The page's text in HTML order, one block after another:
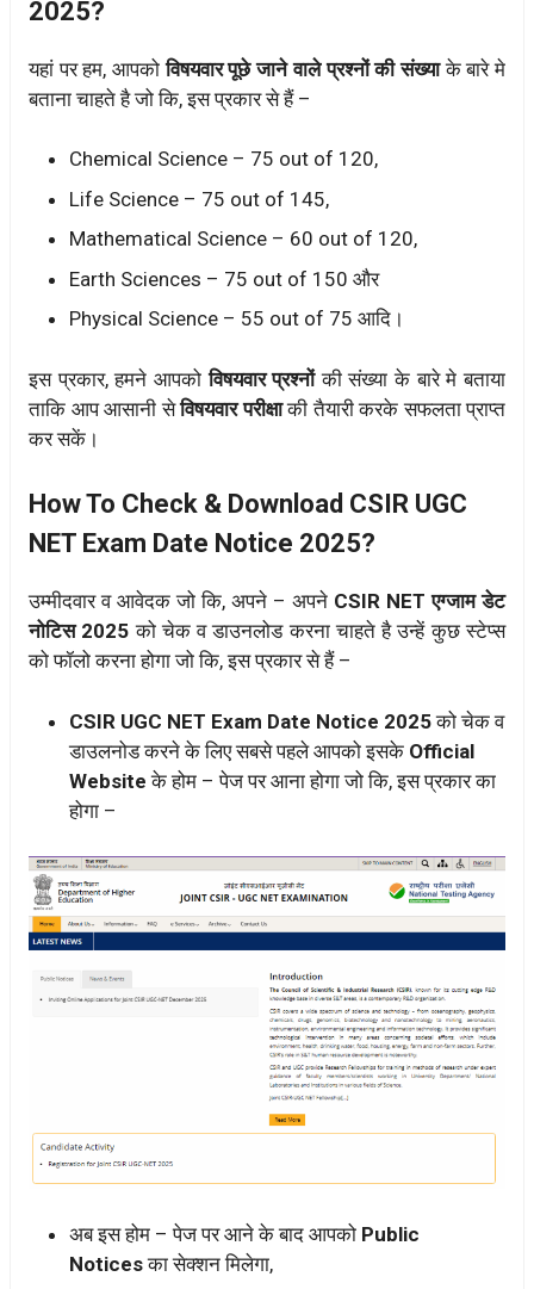
2025?
यहां पर हम, आपको विषयवार पूछे जाने वाले प्रश्नों की संख्याके बारे मे
बताना चाहते है जो कि, इस प्रकार से हैं –
Chemical Science – 75 out of 120,
Life Science – 75 out of 145,
Mathematical Science – 60 out of 120,
Earth Sciences – 75 out of 150 और
Physical Science – 55 out of 75 आदि।
इस प्रकार, हमने आपकोविषयवार प्रश्नोंकी संख्या के बारे मे बताया
ताकि आप आसानी सेविषयवार परीक्षाकी तैयारी करके सफलता प्राप्त
कर सकें।
How To Check & Download CSIR UGC
NET Exam Date Notice 2025?
उम्मीदवार व आवेदक जो कि, अपने – अपने CSIR NET एग्जाम डेट
नोटिस 2025को चेक व डाउनलोड करना चाहते है उन्हें कुछ स्टेप्स
को फॉलो करना होगा जो कि, इस प्रकार से हैं –
CSIR UGC NET Exam Date Notice 2025को चेक व
डाउलनोड करने के लिए सबसे पहले आपको इसके Official
Website के होम – पेज पर आना होगा जो कि, इस प्रकार का
होगा –
अब इस होम – पेज पर आने के बाद आपको Public
Noticesका सेक्शन मिलेगा,